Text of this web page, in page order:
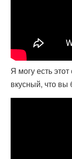
Я могу есть
вкусный, что вы